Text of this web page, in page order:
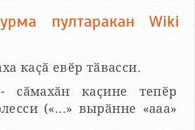
пултаракан Wiki
каҫӑ евӗр тӑвасси.
- сӑмахӑн каҫине тепӗр
(«...» вырӑнне «ааа»